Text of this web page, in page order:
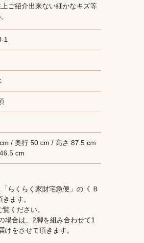
ご紹介出来ない細かなキズ等
1
/ 奥行 50 cm / 高さ 87.5 cm
cm
らくらく家財宅急便」の《 Ｂ
ます。
覧ください。
合は、2脚を組み合わせて1
けをさせて頂きます。